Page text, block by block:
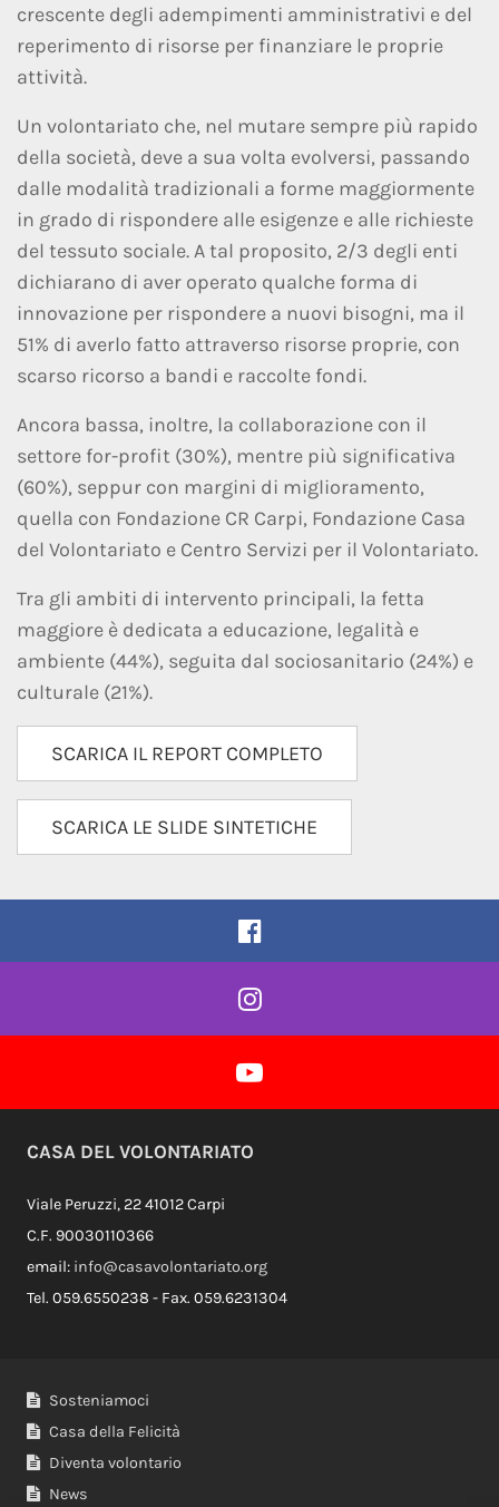
crescente degli adempimenti amministrativi e del
reperimento di risorse per finanziare le proprie
attività.
Un volontariato che, nel mutare sempre più rapido
della società, deve a sua volta evolversi, passando
dalle modalità tradizionali a forme maggiormente
in grado di rispondere alle esigenze e alle richieste
del tessuto sociale. A tal proposito, 2/3 degli enti
dichiarano di aver operato qualche forma di
innovazione per rispondere a nuovi bisogni, ma il
51% di averlo fatto attraverso risorse proprie, con
scarso ricorso a bandi e raccolte fondi.
Ancora bassa, inoltre, la collaborazione con il
settore for-profit (30%), mentre più significativa
(60%), seppur con margini di miglioramento,
quella con Fondazione CR Carpi, Fondazione Casa
del Volontariato e Centro Servizi per il Volontariato.
Tra gli ambiti di intervento principali, la fetta
maggiore è dedicata a educazione, legalità e
ambiente (44%), seguita dal sociosanitario (24%) e
culturale (21%).
SCARICA IL REPORT COMPLETO
SCARICA LE SLIDE SINTETICHE
Pagina Facebook
Profilo Instagram
Profilo Youtube
CASA DEL VOLONTARIATO
Viale Peruzzi, 22 41012 Carpi
C.F. 90030110366
email: info@casavolontariato.org
Tel. 059.6550238 - Fax. 059.6231304
Sosteniamoci
Casa della Felicità
Diventa volontario
News